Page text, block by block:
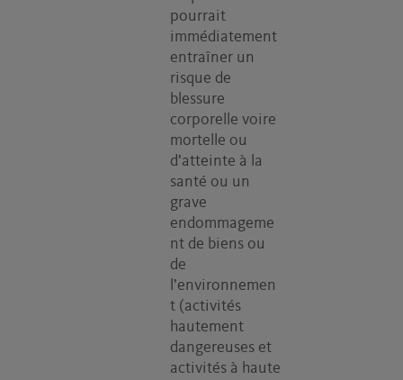
pourrait
immédiatement
entraîner un
risque de
blessure
corporelle voire
mortelle ou
d’atteinte à la
santé ou un
grave
endommageme
nt de biens ou
de
l’environnemen
t (activités
hautement
dangereuses et
activités à haute